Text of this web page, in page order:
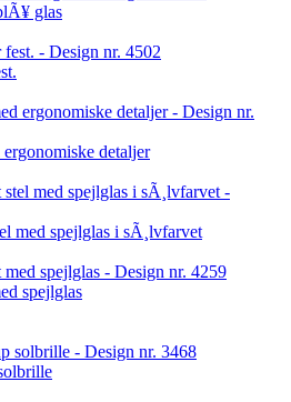
glas
detaljer
med spejlglas i sÃ¸lvfarvet
spejlglas